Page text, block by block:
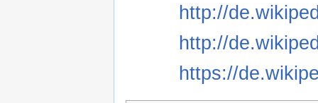
http://
http://
https://